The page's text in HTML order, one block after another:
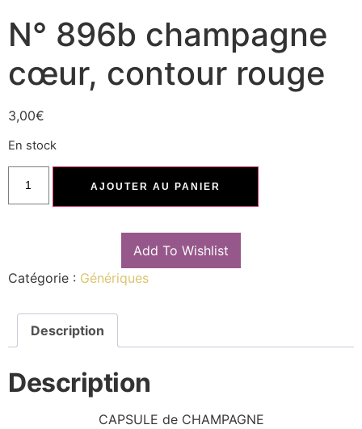
N° 896b champagne
cœur, contour rouge
3,00€
En stock
AJOUTER AU PANIER
Add To Wishlist
Catégorie : Génériques
Description
Description
CAPSULE de CHAMPAGNE